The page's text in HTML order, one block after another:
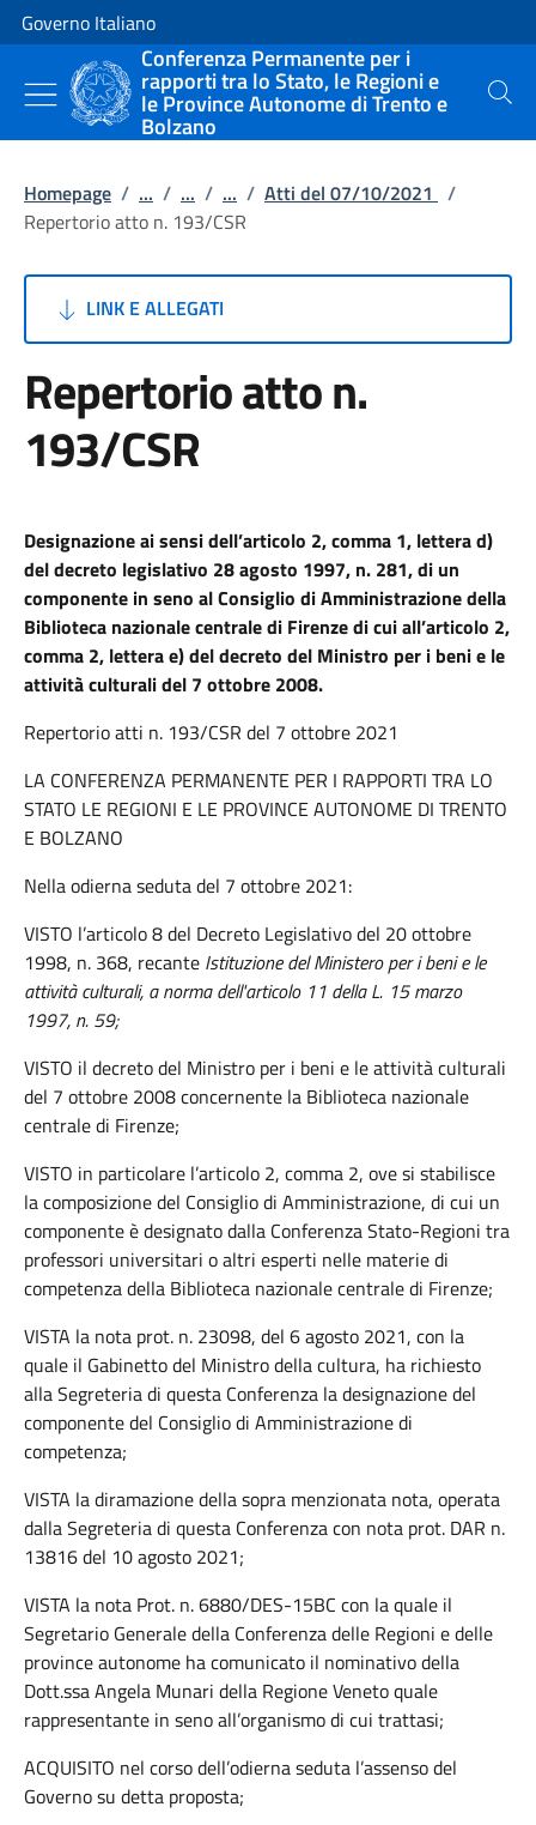
Vai al contenuto
Vai alla navigazione del sito
Governo Italiano
Conferenza Permanente per i
rapporti tra lo Stato, le Regioni e
le Province Autonome di Trento e
Bolzano
Cerca
Homepage / ... / ... / ... / Atti del 07/10/2021 /
Repertorio atto n. 193/CSR
LINK E ALLEGATI
Repertorio atto n.
193/CSR
Designazione ai sensi dell’articolo 2, comma 1, lettera d)
del decreto legislativo 28 agosto 1997, n. 281, di un
componente in seno al Consiglio di Amministrazione della
Biblioteca nazionale centrale di Firenze di cui all’articolo 2,
comma 2, lettera e) del decreto del Ministro per i beni e le
attività culturali del 7 ottobre 2008.
Repertorio atti n. 193/CSR del 7 ottobre 2021
LA CONFERENZA PERMANENTE PER I RAPPORTI TRA LO
STATO LE REGIONI E LE PROVINCE AUTONOME DI TRENTO
E BOLZANO
Nella odierna seduta del 7 ottobre 2021:
VISTO l’articolo 8 del Decreto Legislativo del 20 ottobre
1998, n. 368, recante Istituzione del Ministero per i beni e le
attività culturali, a norma dell'articolo 11 della L. 15 marzo
1997, n. 59;
VISTO il decreto del Ministro per i beni e le attività culturali
del 7 ottobre 2008 concernente la Biblioteca nazionale
centrale di Firenze;
VISTO in particolare l’articolo 2, comma 2, ove si stabilisce
la composizione del Consiglio di Amministrazione, di cui un
componente è designato dalla Conferenza Stato-Regioni tra
professori universitari o altri esperti nelle materie di
competenza della Biblioteca nazionale centrale di Firenze;
VISTA la nota prot. n. 23098, del 6 agosto 2021, con la
quale il Gabinetto del Ministro della cultura, ha richiesto
alla Segreteria di questa Conferenza la designazione del
componente del Consiglio di Amministrazione di
competenza;
VISTA la diramazione della sopra menzionata nota, operata
dalla Segreteria di questa Conferenza con nota prot. DAR n.
13816 del 10 agosto 2021;
VISTA la nota Prot. n. 6880/DES-15BC con la quale il
Segretario Generale della Conferenza delle Regioni e delle
province autonome ha comunicato il nominativo della
Dott.ssa Angela Munari della Regione Veneto quale
rappresentante in seno all’organismo di cui trattasi;
ACQUISITO nel corso dell’odierna seduta l’assenso del
Governo su detta proposta;